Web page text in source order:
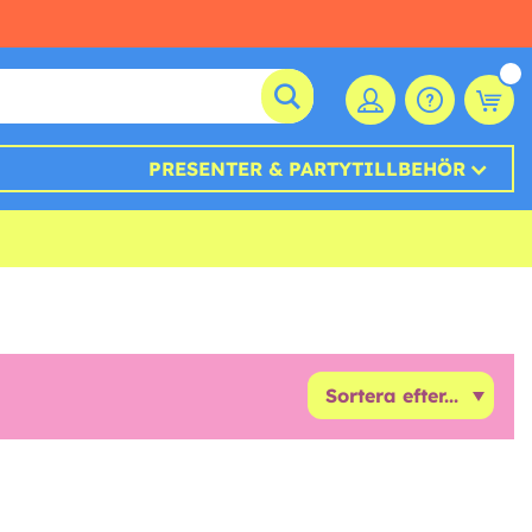
PRESENTER & PARTYTILLBEHÖR